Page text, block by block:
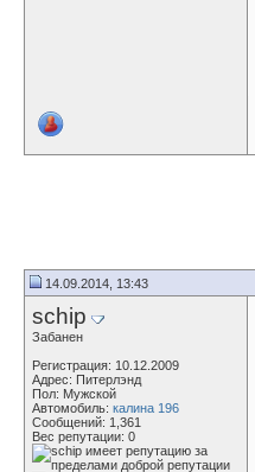
14.09.2014, 13:43
schip
Забанен
Регистрация: 10.12.2009
Адрес: Питерлэнд
Пол: Мужской
Автомобиль: калина 196
Сообщений: 1,361
Вес репутации: 0